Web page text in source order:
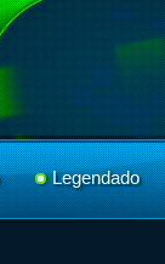
Legendado